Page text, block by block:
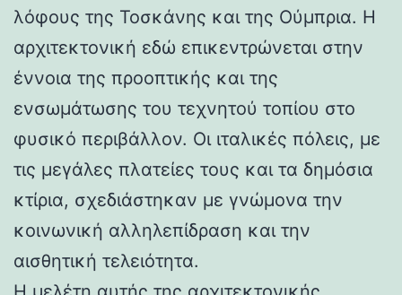
λόφους της Τοσκάνης και της Ούμπρια. Η
αρχιτεκτονική εδώ επικεντρώνεται στην
έννοια της προοπτικής και της
ενσωμάτωσης του τεχνητού τοπίου στο
φυσικό περιβάλλον. Οι ιταλικές πόλεις, με
τις μεγάλες πλατείες τους και τα δημόσια
κτίρια, σχεδιάστηκαν με γνώμονα την
κοινωνική αλληλεπίδραση και την
αισθητική τελειότητα.